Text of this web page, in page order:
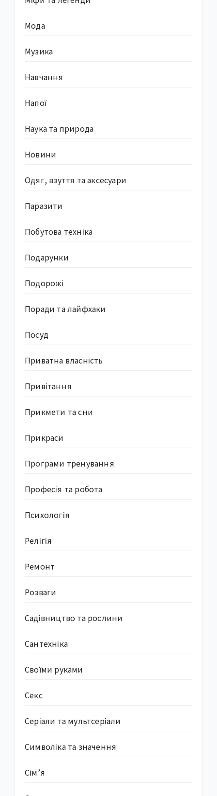
Мода
Музика
Навчання
Напої
Наука та природа
Новини
Одяг, взуття та аксесуари
Паразити
Побутова техніка
Подарунки
Подорожі
Поради та лайфхаки
Посуд
Приватна власність
Привітання
Прикмети та сни
Прикраси
Програми тренування
Професія та робота
Психологія
Релігія
Ремонт
Розваги
Садівництво та рослини
Сантехніка
Своїми руками
Секс
Серіали та мультсеріали
Символіка та значення
Сім’я